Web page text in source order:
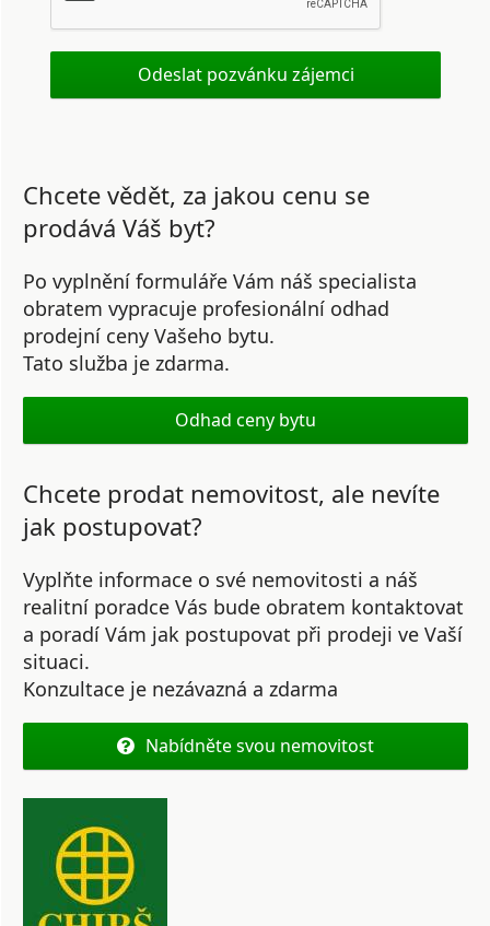
Chcete vědět, za jakou cenu se
prodává Váš byt?
Po vyplnění formuláře Vám náš specialista
obratem vypracuje profesionální odhad
prodejní ceny Vašeho bytu.
Tato služba je zdarma.
Odhad ceny bytu
Chcete prodat nemovitost, ale nevíte
jak postupovat?
Vyplňte informace o své nemovitosti a náš
realitní poradce Vás bude obratem kontaktovat
a poradí Vám jak postupovat při prodeji ve Vaší
situaci.
Konzultace je nezávazná a zdarma
Nabídněte svou nemovitost